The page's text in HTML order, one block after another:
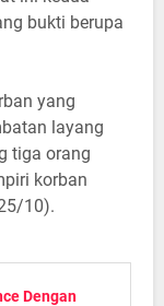
bukti berupa
yang
layang
tiga orang
korban
10).
Dengan